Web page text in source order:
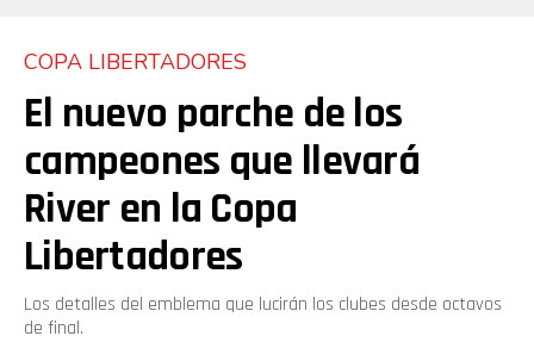
COPA LIBERTADORES
El nuevo parche de los
campeones que llevará
River en la Copa
Libertadores
Los detalles del emblema que lucirán los clubes desde octavos
de final.
Reddit
Pinterest